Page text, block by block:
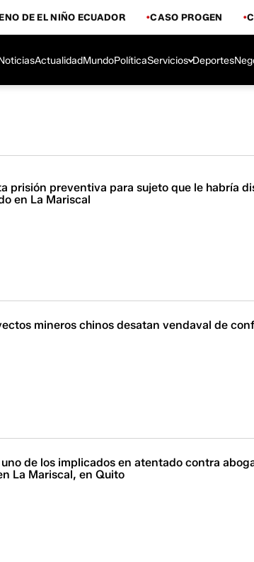
DE EL NIÑO ECUADOR CASO PROGEN
ActualidadMundoPolíticaServicios Deportes
prisión preventiva para sujeto que le habría
en La Mariscal
mineros chinos desatan vendaval de
de los implicados en atentado contra
La Mariscal, en Quito